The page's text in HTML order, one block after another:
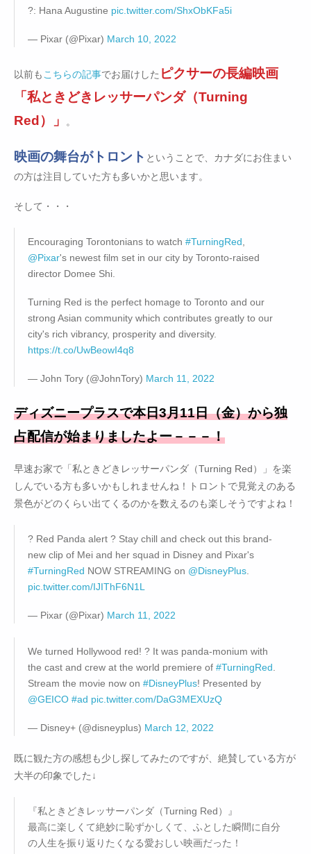
?: Hana Augustine pic.twitter.com/ShxObKFa5i
— Pixar (@Pixar) March 10, 2022
以前もこちらの記事でお届けした ピクサーの長編映画
「私ときどきレッサーパンダ（Turning
Red）」
。
映画の舞台がトロント ということで、カナダにお住まい
の方は注目していた方も多いかと思います。
そして・・・
Encouraging Torontonians to watch #TurningRed,
@Pixar's newest film set in our city by Toronto-raised
director Domee Shi.
Turning Red is the perfect homage to Toronto and our
strong Asian community which contributes greatly to our
city's rich vibrancy, prosperity and diversity.
https://t.co/UwBeowI4q8
— John Tory (@JohnTory) March 11, 2022
ディズニープラスで本日3月11日（金）から独
占配信が始まりましたよー－－－！
早速お家で「私ときどきレッサーパンダ（Turning Red）」を楽
しんでいる方も多いかもしれませんね！トロントで見覚えのある
景色がどのくらい出てくるのかを数えるのも楽しそうですよね！
? Red Panda alert ? Stay chill and check out this brand-
new clip of Mei and her squad in Disney and Pixar's
#TurningRed NOW STREAMING on @DisneyPlus.
pic.twitter.com/IJIThF6N1L
— Pixar (@Pixar) March 11, 2022
We turned Hollywood red! ? It was panda-monium with
the cast and crew at the world premiere of #TurningRed.
Stream the movie now on #DisneyPlus! Presented by
@GEICO #ad pic.twitter.com/DaG3MEXUzQ
— Disney+ (@disneyplus) March 12, 2022
既に観た方の感想も少し探してみたのですが、絶賛している方が
大半の印象でした↓
『私ときどきレッサーパンダ（Turning Red）』
最高に楽しくて絶妙に恥ずかしくて、ふとした瞬間に自分
の人生を振り返りたくなる愛おしい映画だった！